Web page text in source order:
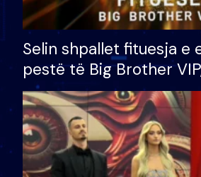
Selin shpallet fituesja e
pestë të Big Brother
çmimin e madh prej